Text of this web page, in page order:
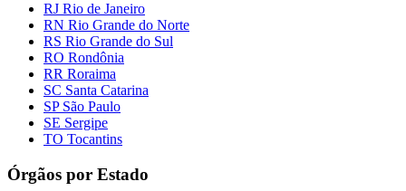
RJ Rio de Janeiro
RN Rio Grande do Norte
RS Rio Grande do Sul
RO Rondônia
RR Roraima
SC Santa Catarina
SP São Paulo
SE Sergipe
TO Tocantins
Órgãos por Estado